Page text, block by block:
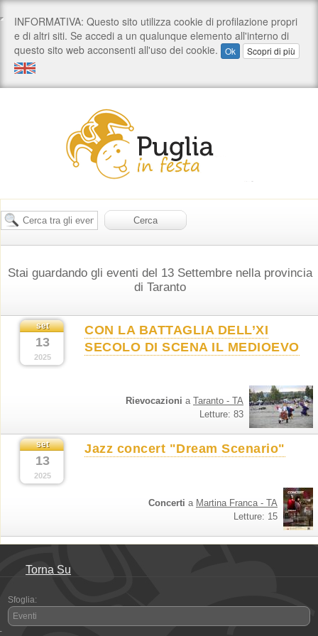
Stai guardando gli eventi del 13 Settembre nella provincia
di Taranto
set
13
2025
CON LA BATTAGLIA DELL’XI
SECOLO DI SCENA IL MEDIOEVO
Rievocazioni a Taranto - TA
Letture: 83
set
13
2025
Jazz concert "Dream Scenario"
Concerti a Martina Franca - TA
Letture: 15
Torna Su
Sfoglia:
Eventi
-